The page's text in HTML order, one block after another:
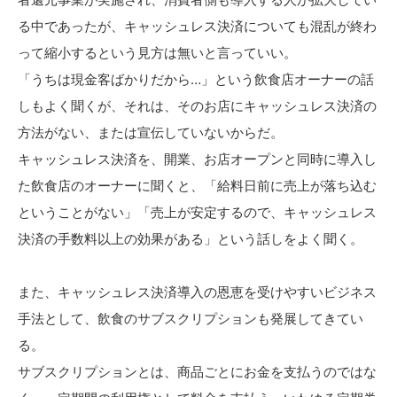
る中であったが、キャッシュレス決済についても混乱が終わ
って縮小するという見方は無いと言っていい。
「うちは現金客ばかりだから…」という飲食店オーナーの話
しもよく聞くが、それは、そのお店にキャッシュレス決済の
方法がない、または宣伝していないからだ。
キャッシュレス決済を、開業、お店オープンと同時に導入し
た飲食店のオーナーに聞くと、「給料日前に売上が落ち込む
ということがない」「売上が安定するので、キャッシュレス
決済の手数料以上の効果がある」という話しをよく聞く。
また、キャッシュレス決済導入の恩恵を受けやすいビジネス
手法として、飲食のサブスクリプションも発展してきてい
る。
サブスクリプションとは、商品ごとにお金を支払うのではな